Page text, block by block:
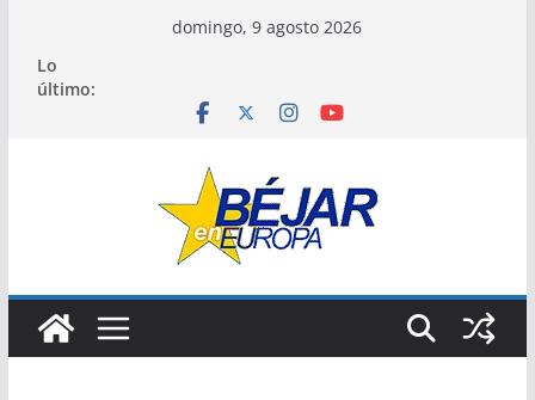
contenido
domingo, 9 agosto 2026
Lo
último: